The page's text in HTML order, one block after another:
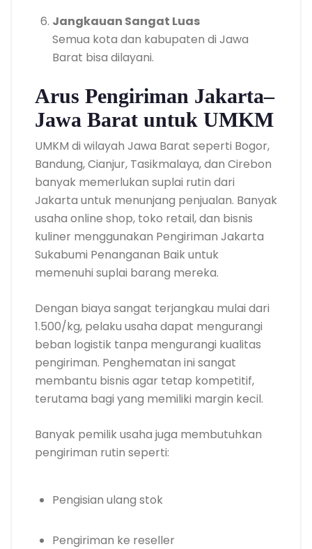
Jangkauan Sangat Luas
Semua kota dan kabupaten di Jawa
Barat bisa dilayani.
Arus Pengiriman Jakarta–
Jawa Barat untuk UMKM
UMKM di wilayah Jawa Barat seperti Bogor,
Bandung, Cianjur, Tasikmalaya, dan Cirebon
banyak memerlukan suplai rutin dari
Jakarta untuk menunjang penjualan. Banyak
usaha online shop, toko retail, dan bisnis
kuliner menggunakan Pengiriman Jakarta
Sukabumi Penanganan Baik untuk
memenuhi suplai barang mereka.
Dengan biaya sangat terjangkau mulai dari
1.500/kg, pelaku usaha dapat mengurangi
beban logistik tanpa mengurangi kualitas
pengiriman. Penghematan ini sangat
membantu bisnis agar tetap kompetitif,
terutama bagi yang memiliki margin kecil.
Banyak pemilik usaha juga membutuhkan
pengiriman rutin seperti:
Pengisian ulang stok
Pengiriman ke reseller